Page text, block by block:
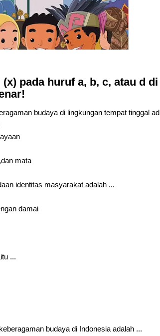
pada huruf a, b, c, atau d di
budaya di lingkungan tempat tinggal
mata
identitas masyarakat adalah ...
damai
...
budaya di Indonesia adalah ...